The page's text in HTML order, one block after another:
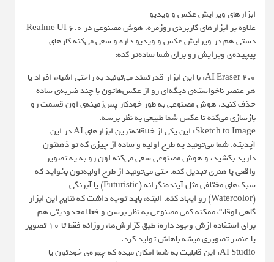
ابزارهای ویرایش عکس و ویدیو
علاوه بر ابزارهای کاربردی روزمره، هوش مصنوعی در Realme UI 6.0
دستی هم در ویرایش عکس و ویدیو داره و سعی می‌کنه کارهای
پیچیده‌ی ویرایش رو برای شما ساده‌تر کنه:
AI Eraser 2.0: با این ابزار قدرتمند می‌تونید به راحتی اشیاء، افراد یا
هر عنصر ناخواسته‌ی دیگه‌ای رو از عکس‌هاتون با چند ضربه‌ی ساده
حذف کنید. هوش مصنوعی به طور خودکار پس‌زمینه‌ی اون قسمت رو
بازسازی می‌کنه تا عکس شما طبیعی به نظر برسه.
Sketch to Image: این یکی از خلاقانه‌ترین ابزارهای AI در این
آپدیته. شما می‌تونید یه طرح اولیه و ساده از چیزی که تو ذهنتون
دارید بکشید، و هوش مصنوعی سعی می‌کنه اون رو به یه تصویر
واقعی یا هنری تبدیل کنه. حتی می‌تونید از طرح اولیه‌تون بخواید که
سبک‌های مختلفی مثل آینده‌نگرانه (Futuristic) یا آبرنگی
(Watercolor) رو ایجاد کنه. البته، باید توجه داشت که نتایج این ابزار
گاهی اوقات ممکنه کمی مصنوعی به نظر برسن و فعلا محدودیتی هم
برای استفاده ازش وجود داره؛ طبق گزارش‌ها، روزانه فقط تا ۱۰ تصویر
یا عنصر تصویری میشه باهاش تولید کرد.
AI Studio: این قابلیت به شما امکان میده که چهره‌ی خودتون یا